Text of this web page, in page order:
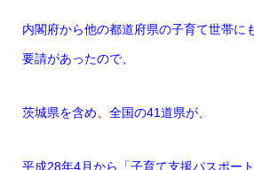
内閣府から他の都道府県の子育て世帯に
要請があったので、
茨城県を含め、全国の41道県が、
平成28年4月から「子育て支援パスポー